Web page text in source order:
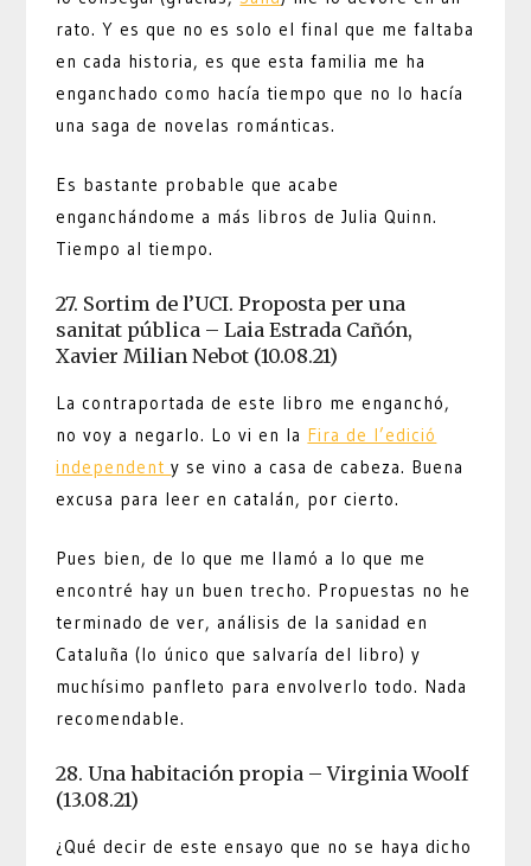
rato. Y es que no es solo el final que me faltaba
en cada historia, es que esta familia me ha
enganchado como hacía tiempo que no lo hacía
una saga de novelas románticas.
Es bastante probable que acabe
enganchándome a más libros de Julia Quinn.
Tiempo al tiempo.
27. Sortim de l’UCI. Proposta per una
sanitat pública – Laia Estrada Cañón,
Xavier Milian Nebot (10.08.21)
La contraportada de este libro me enganchó,
no voy a negarlo. Lo vi en la Fira de l’edició
independenty se vino a casa de cabeza. Buena
excusa para leer en catalán, por cierto.
Pues bien, de lo que me llamó a lo que me
encontré hay un buen trecho. Propuestas no he
terminado de ver, análisis de la sanidad en
Cataluña (lo único que salvaría del libro) y
muchísimo panfleto para envolverlo todo. Nada
recomendable.
28. Una habitación propia – Virginia Woolf
(13.08.21)
¿Qué decir de este ensayo que no se haya dicho